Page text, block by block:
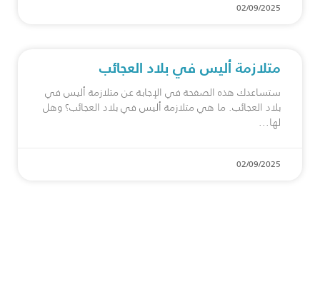
02/09/2025
متلازمة أليس في بلاد العجائب
ستساعدك هذه الصفحة في الإجابة عن متلازمة أليس في
بلاد العجائب. ما هي متلازمة أليس في بلاد العجائب؟ وهل
لها
02/09/2025